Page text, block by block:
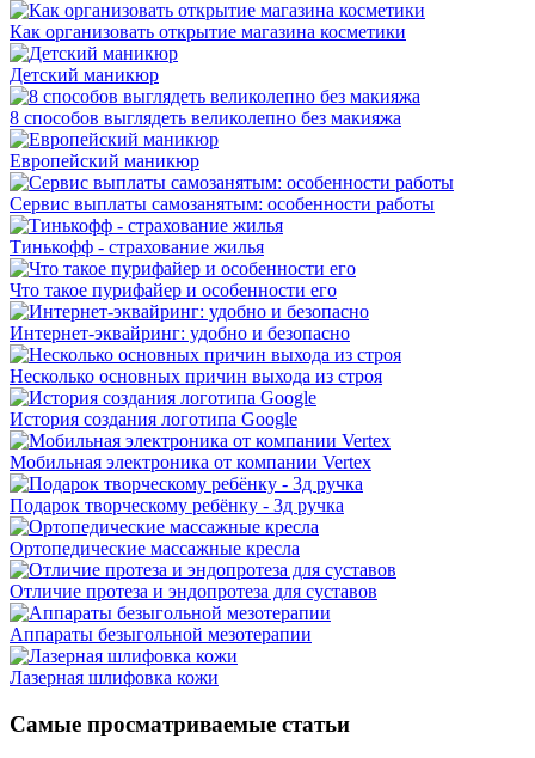
Как организовать открытие магазина косметики
Детский маникюр
8 способов выглядеть великолепно без макияжа
Европейский маникюр
Сервис выплаты самозанятым: особенности работы
Тинькофф - страхование жилья
Что такое пурифайер и особенности его
Интернет-эквайринг: удобно и безопасно
Несколько основных причин выхода из строя
История создания логотипа Google
Мобильная электроника от компании Vertex
Подарок творческому ребёнку - 3д ручка
Ортопедические массажные кресла
Отличие протеза и эндопротеза для суставов
Аппараты безыгольной мезотерапии
Лазерная шлифовка кожи
Самые просматриваемые статьи